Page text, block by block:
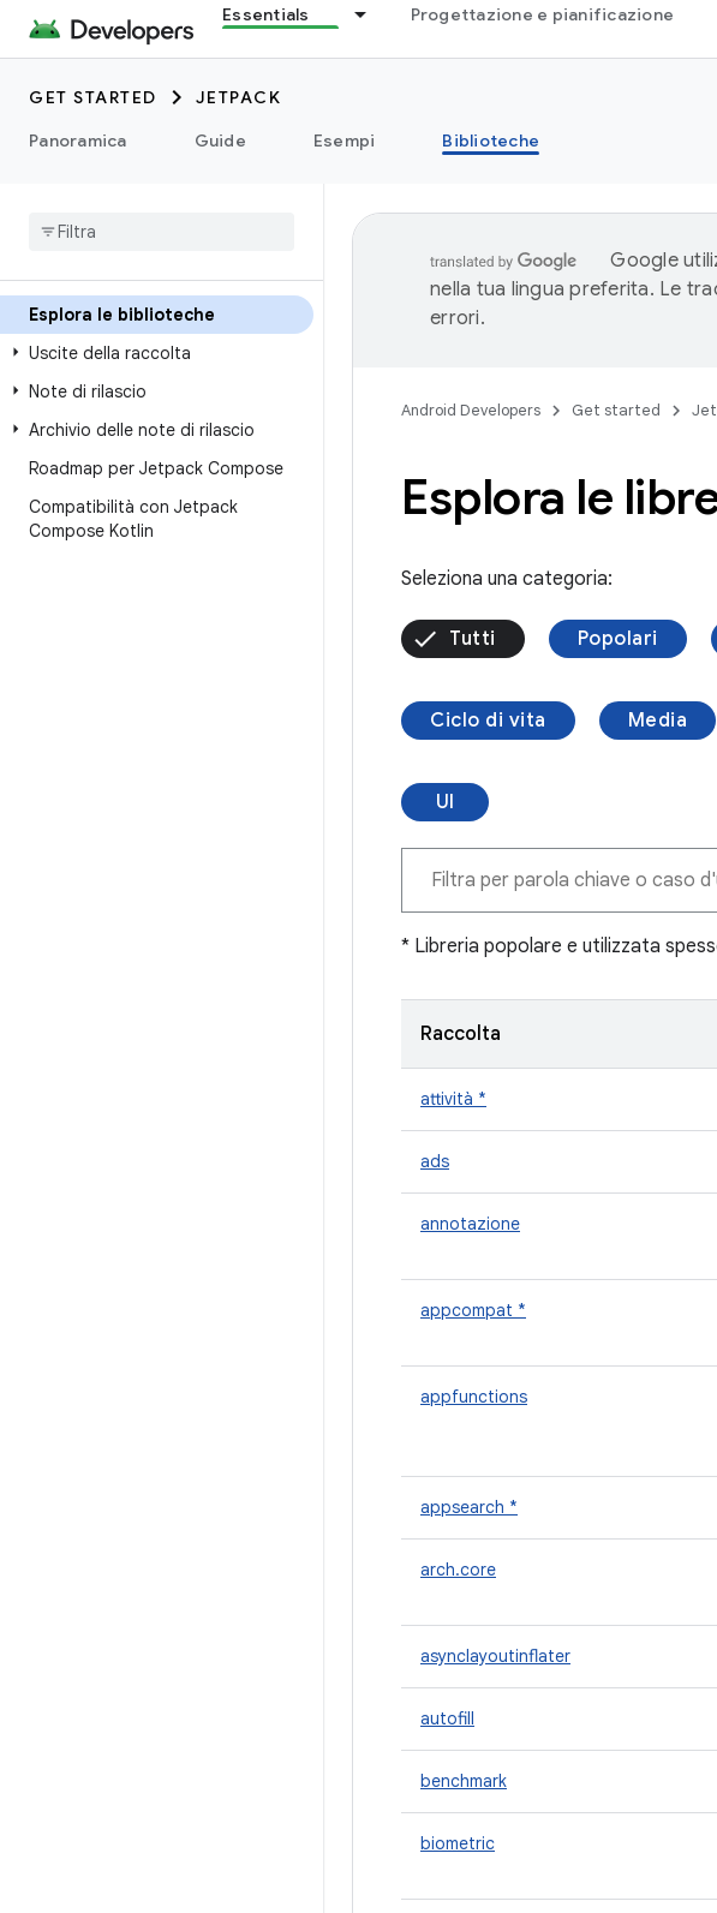
Essentials Progettazione e pianificazione
GET STARTED
JETPACK
Panoramica
Guide Esempi Biblioteche
Esplora le biblioteche
Uscite della raccolta
Note di rilascio
Archivio delle note di rilascio
Roadmap per Jetpack Compose
Compatibilità con Jetpack
Compose Kotlin
Google
nella tua lingua preferita. Le
errori.
Android Developers Get started
Esplora le
Seleziona una categoria:
Tutti Popolari
Ciclo di vita Media
UI
* Libreria popolare e utilizzata
Raccolta
attività *
ads
annotazione
appcompat *
appfunctions
appsearch *
arch.core
asynclayoutinflater
autofill
benchmark
biometric